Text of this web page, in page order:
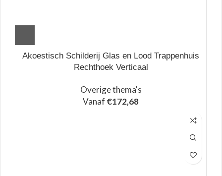
Akoestisch Schilderij Glas en Lood Trappenhuis
Rechthoek Verticaal
Overige thema's
Vanaf €172,68